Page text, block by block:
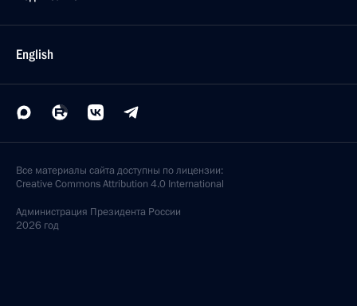
English
Все материалы сайта доступны по лицензии:
Creative Commons Attribution 4.0 International
Администрация Президента России
2026 год